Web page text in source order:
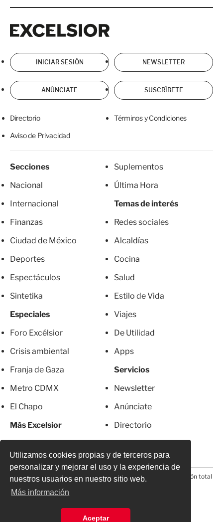
Utilizamos cookies propias y de terceros para
personalizar y mejorar el uso y la experiencia de
nuestros usuarios en nuestro sitio web.
Más información
Aceptar
INICIAR SESIÓN NEWSLETTER
ANÚNCIATE SUSCRÍBETE
Directorio Términos y Condiciones
Aviso de Privacidad
Secciones
Nacional
Internacional
Finanzas
Ciudad de México
Deportes
Espectáculos
Sintetika
Especiales
Foro Excélsior
Crisis ambiental
Franja de Gaza
Metro CDMX
El Chapo
Más Excelsior
Suplementos
Última Hora
Temas de interés
Redes sociales
Alcaldías
Cocina
Salud
Estilo de Vida
Viajes
De Utilidad
Apps
Servicios
Newsletter
Anúnciate
Directorio
© 2026 Todos los derechos reservados. Prohibida la reproducción total
o parcial, incluyendo cualquier medio electrónico*